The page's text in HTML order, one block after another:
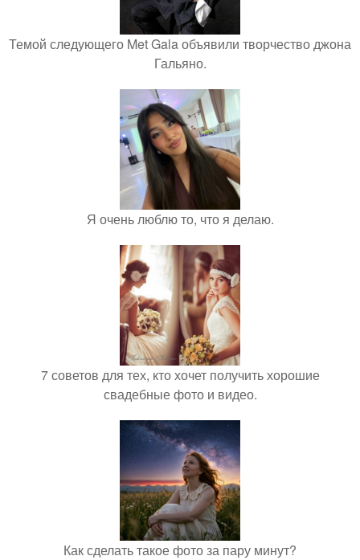
Темой следующего Met Gala объявили творчество джона
Гальяно.
Я очень люблю то, что я делаю.
7 советов для тех, кто хочет получить хорошие
свадебные фото и видео.
Как сделать такое фото за пару минут?